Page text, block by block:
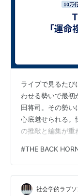
ライブで見るたび
わせる勢いで最初
田将司。その勢い
心底魅せられる。
の推敲と編集が重
タンダードになっ
ては『運命複雑骨
殊でもない。あく
っ先に目に入るこ
#THE BACK
社会学的ラブ